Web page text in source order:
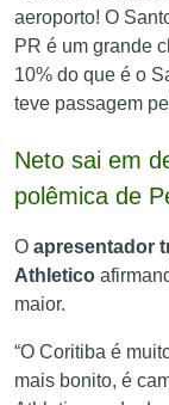
aeroporto! O
PR é um grande
10% do que é o
teve passagem
Neto sai em
polêmica de
O apresentador
Athletico
maior.
“O Coritiba é
mais bonito, é